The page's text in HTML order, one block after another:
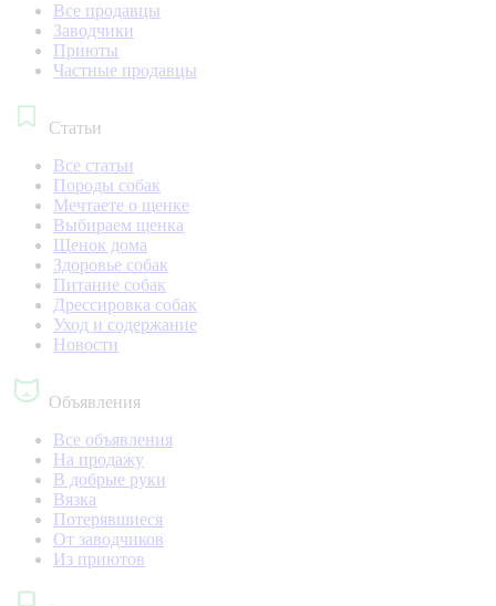
Все продавцы
Заводчики
Приюты
Частные продавцы
Статьи
Все статьи
Породы собак
Мечтаете о щенке
Выбираем щенка
Щенок дома
Здоровье собак
Питание собак
Дрессировка собак
Уход и содержание
Новости
Объявления
Все объявления
На продажу
В добрые руки
Вязка
Потерявшиеся
От заводчиков
Из приютов